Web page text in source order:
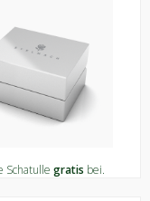
Schatulle gratis bei.